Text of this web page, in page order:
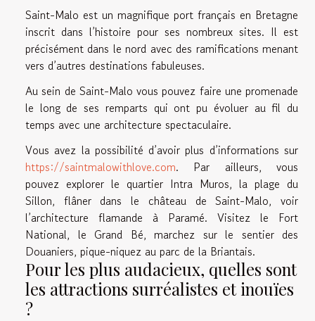
Saint-Malo est un magnifique port français en Bretagne
inscrit dans l’histoire pour ses nombreux sites. Il est
précisément dans le nord avec des ramifications menant
vers d’autres destinations fabuleuses.
Au sein de Saint-Malo vous pouvez faire une promenade
le long de ses remparts qui ont pu évoluer au fil du
temps avec une architecture spectaculaire.
Vous avez la possibilité d’avoir plus d’informations sur
https://saintmalowithlove.com. Par ailleurs, vous
pouvez explorer le quartier Intra Muros, la plage du
Sillon, flâner dans le château de Saint-Malo, voir
l’architecture flamande à Paramé. Visitez le Fort
National, le Grand Bé, marchez sur le sentier des
Douaniers, pique-niquez au parc de la Briantais.
Pour les plus audacieux, quelles sont
les attractions surréalistes et inouïes
?